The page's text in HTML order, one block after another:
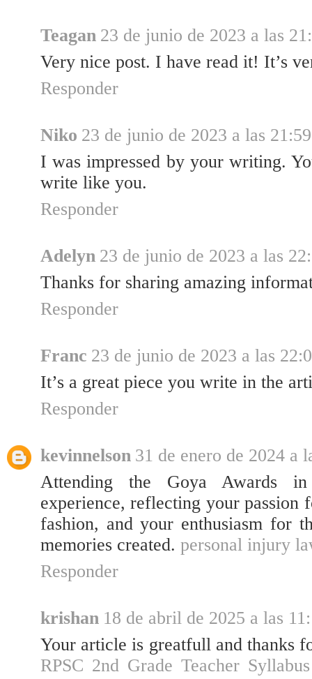
Teagan 23 de junio de 2023 a las
Very nice post. I have read it! It’s
Responder
Niko 23 de junio de 2023 a las 21:59
I was impressed by your writing.
write like you.
Responder
Adelyn 23 de junio de 2023 a las
Thanks for sharing amazing
Responder
Franc 23 de junio de 2023 a las
It’s a great piece you write in the
Responder
kevinnelson 31 de enero de 2024 a
Attending the Goya Awards
experience, reflecting your passion
fashion, and your enthusiasm for
memories created. personal injury
Responder
krishan 18 de abril de 2025 a las
Your article is greatfull and thanks
RPSC 2nd Grade Teacher